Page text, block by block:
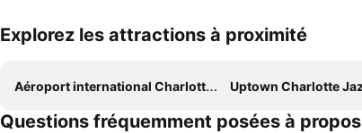
Explorez les attractions à proximité
Aéroport international Charlotte-Douglas Uptown Charlotte
Questions fréquemment posées à